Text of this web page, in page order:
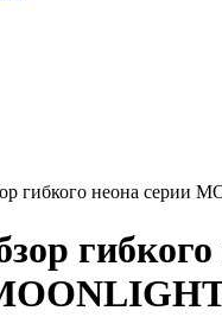
гибкого неона серии